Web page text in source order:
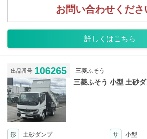
お問い合わせくださ
詳しくはこちら
出品番号 106265 三菱ふそう
三菱ふそう 小型 土砂
形 土砂ダンプ サ
小型